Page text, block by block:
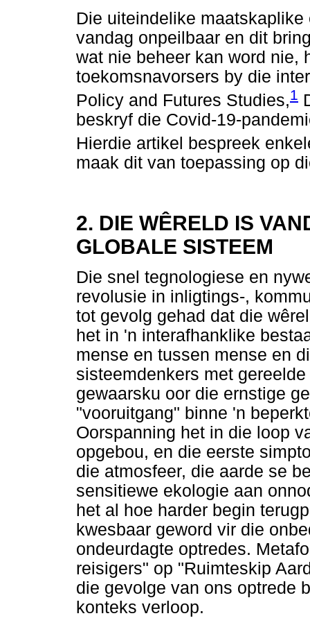
Die uiteindelike
vandag onpeilbaar en dit
wat nie beheer kan word nie,
toekomsnavorsers by die
Policy and Futures Studies,1
beskryf die Covid-19-
Hierdie artikel bespreek
maak dit van toepassing op
2. DIE WÊRELD IS
GLOBALE SISTEEM
Die snel tegnologiese en
revolusie in inligtings-,
tot gevolg gehad dat die
het in 'n interafhanklike
mense en tussen mense en
sisteemdenkers met
gewaarsku oor die ernstige
"vooruitgang" binne 'n
Oorspanning het in die loop
opgebou, en die eerste
die atmosfeer, die aarde se
sensitiewe ekologie aan
het al hoe harder begin
kwesbaar geword vir die
ondeurdagte optredes.
reisigers" op "Ruimteskip
die gevolge van ons optrede
konteks verloop.